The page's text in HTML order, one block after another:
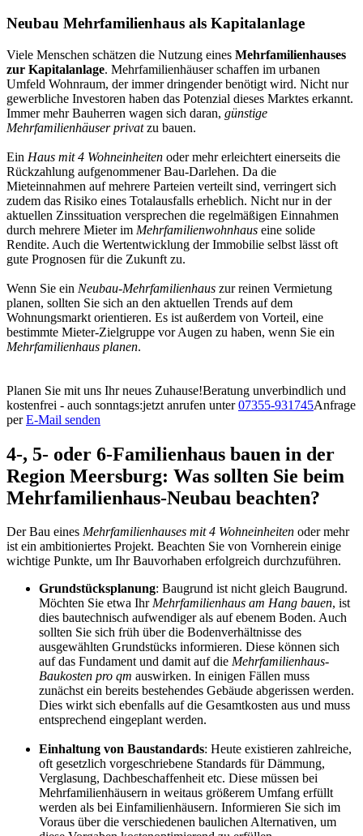
Neubau Mehrfamilienhaus als Kapitalanlage
Viele Menschen schätzen die Nutzung eines Mehrfamilienhauses
zur Kapitalanlage. Mehrfamilienhäuser schaffen im urbanen
Umfeld Wohnraum, der immer dringender benötigt wird. Nicht nur
gewerbliche Investoren haben das Potenzial dieses Marktes erkannt.
Immer mehr Bauherren wagen sich daran, günstige
Mehrfamilienhäuser privatzu bauen.
Ein Haus mit 4 Wohneinheiten oder mehr erleichtert einerseits die
Rückzahlung aufgenommener Bau-Darlehen. Da die
Mieteinnahmen auf mehrere Parteien verteilt sind, verringert sich
zudem das Risiko eines Totalausfalls erheblich. Nicht nur in der
aktuellen Zinssituation versprechen die regelmäßigen Einnahmen
durch mehrere Mieter im Mehrfamilienwohnhaus eine solide
Rendite. Auch die Wertentwicklung der Immobilie selbst lässt oft
gute Prognosen für die Zukunft zu.
Wenn Sie ein Neubau-Mehrfamilienhaus zur reinen Vermietung
planen, sollten Sie sich an den aktuellen Trends auf dem
Wohnungsmarkt orientieren. Es ist außerdem von Vorteil, eine
bestimmte Mieter-Zielgruppe vor Augen zu haben, wenn Sie ein
Mehrfamilienhaus planen.
Planen Sie mit uns Ihr neues Zuhause!Beratung unverbindlich und
kostenfrei - auch sonntags:jetzt anrufen unter07355-931745Anfrage
perE-Mail senden
4-, 5- oder 6-Familienhaus bauen in der
Region Meersburg: Was sollten Sie beim
Mehrfamilienhaus-Neubau beachten?
Der Bau eines Mehrfamilienhauses mit 4 Wohneinheiten oder mehr
ist ein ambitioniertes Projekt. Beachten Sie von Vornherein einige
wichtige Punkte, um Ihr Bauvorhaben erfolgreich durchzuführen.
Grundstücksplanung: Baugrund ist nicht gleich Baugrund.
Möchten Sie etwa IhrMehrfamilienhaus am Hang bauen, ist
dies bautechnisch aufwendiger als auf ebenem Boden. Auch
sollten Sie sich früh über die Bodenverhältnisse des
ausgewählten Grundstücks informieren. Diese können sich
auf das Fundament und damit auf die Mehrfamilienhaus-
Baukosten pro qm auswirken. In einigen Fällen muss
zunächst ein bereits bestehendes Gebäude abgerissen werden.
Dies wirkt sich ebenfalls auf die Gesamtkosten aus und muss
entsprechend eingeplant werden.
Einhaltung von Baustandards: Heute existieren zahlreiche,
oft gesetzlich vorgeschriebene Standards für Dämmung,
Verglasung, Dachbeschaffenheit etc. Diese müssen bei
Mehrfamilienhäusern in weitaus größerem Umfang erfüllt
werden als bei Einfamilienhäusern. Informieren Sie sich im
Voraus über die verschiedenen baulichen Alternativen, um